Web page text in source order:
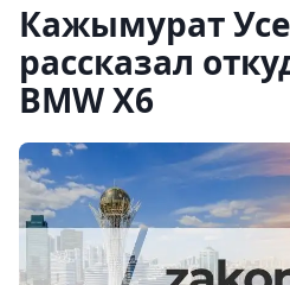
Кажымурат
рассказал
BMW X6